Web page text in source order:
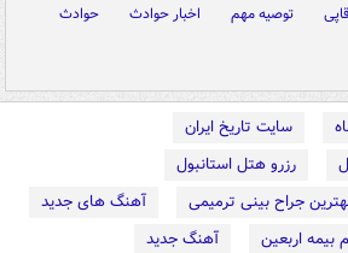
توصیه مهم اخبار حوادث
حوادث
سایت تاریخ ایران
رزرو هتل استانبول
جراح بینی ترمیمی
آهنگ های جدید
بیمه اربعین
آهنگ جدید